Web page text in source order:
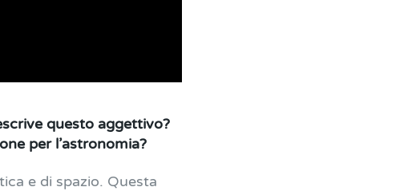
questo aggettivo?
per l’astronomia?
e di spazio. Questa